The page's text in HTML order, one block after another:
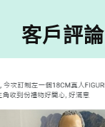
客戶評論